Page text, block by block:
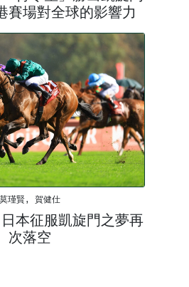
賽場對全球的影響力
莫瑾賢, 賀健仕
日本征服凱旋門之夢再
次落空